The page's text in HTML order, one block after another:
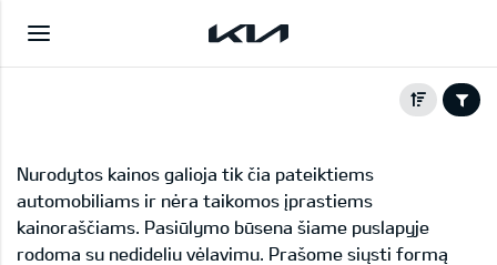
Nurodytos kainos galioja tik čia pateiktiems
automobiliams ir nėra taikomos įprastiems
kainoraščiams. Pasiūlymo būsena šiame puslapyje
rodoma su nedideliu vėlavimu. Prašome siųsti formą